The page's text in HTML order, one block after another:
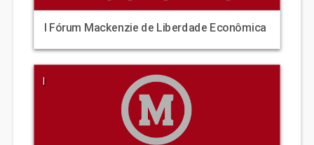
I Fórum Mackenzie de Liberdade Econômica
|